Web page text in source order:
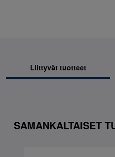
Liittyvät tuotteet
SAMANKALTAISET